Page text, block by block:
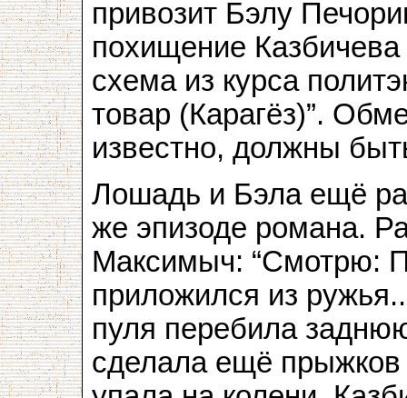
привозит Бэлу
похищение
схема из курса
товар (Карагёз)”.
известно, должны
Лошадь и Бэла ещё
же эпизоде романа.
Максимыч: “Смотрю:
приложился из
пуля перебила
сделала ещё прыжков